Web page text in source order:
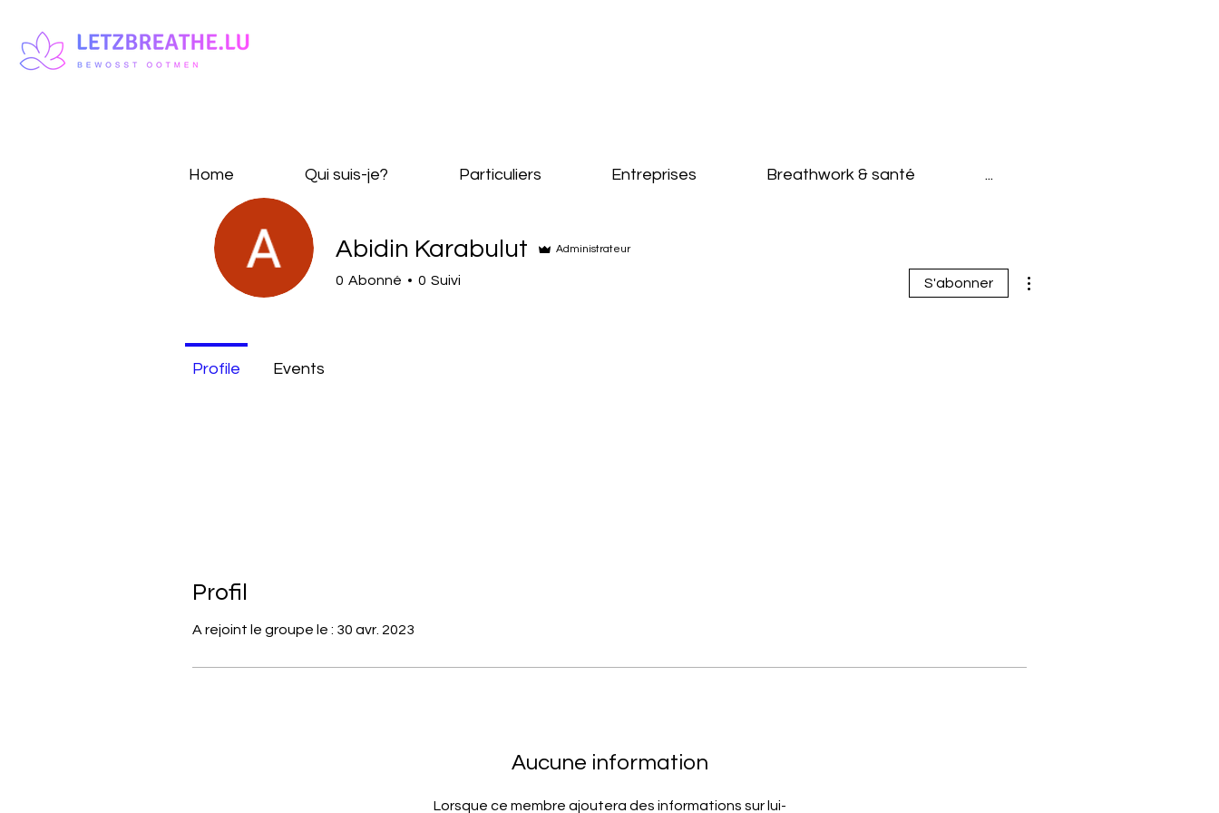
Home Qui suis-je? Particuliers Entreprises Breathwork & santé ...
Profil
A rejoint le groupe le : 30 avr. 2023
Aucune information
Lorsque ce membre ajoutera des informations sur lui-
Abidin Karabulut Administrateur
0 Abonné 0 Suivi S'abonner
Profile Events